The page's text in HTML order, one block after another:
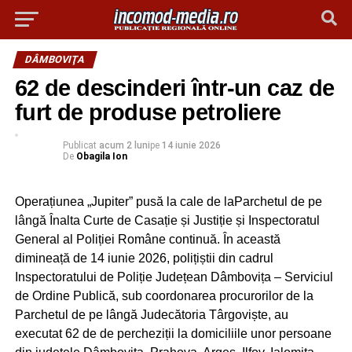
DÂMBOVIŢA
62 de descinderi într-un caz de
furt de produse petroliere
Publicat acum 2 lunipe 14 iunie 2026
De Obagila Ion
Operațiunea „Jupiter” pusă la cale de laParchetul de pe
lângă Înalta Curte de Casație și Justiție și Inspectoratul
General al Poliției Române continuă. În această
dimineață de 14 iunie 2026, polițiștii din cadrul
Inspectoratului de Poliție Județean Dâmbovița – Serviciul
de Ordine Publică, sub coordonarea procurorilor de la
Parchetul de pe lângă Judecătoria Târgoviște, au
executat 62 de de percheziții la domiciliile unor persoane